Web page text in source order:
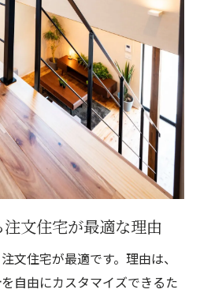
文住宅が最適な理由
文住宅が最適です。理由は、
自由にカスタマイズできるた